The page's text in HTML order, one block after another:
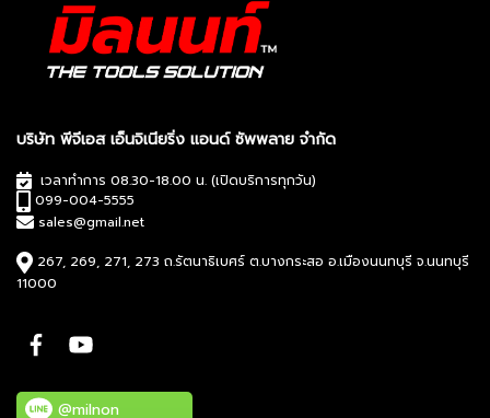
บริษัท พีจีเอส เอ็นจิเนียริ่ง แอนด์ ซัพพลาย จำกัด
เวลาทำการ 08.30-18.00 น. (เปิดบริการทุกวัน)
099-004-5555
sales@gmail.net
267, 269, 271, 273 ถ.รัตนาธิเบศร์ ต.บางกระสอ อ.เมืองนนทบุรี จ.นนทบุรี
11000
@milnon